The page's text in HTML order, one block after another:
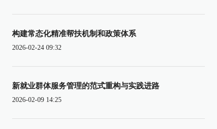
构建常态化精准帮扶机制和政策体系
2026-02-24 09:32
新就业群体服务管理的范式重构与实践进路
2026-02-09 14:25